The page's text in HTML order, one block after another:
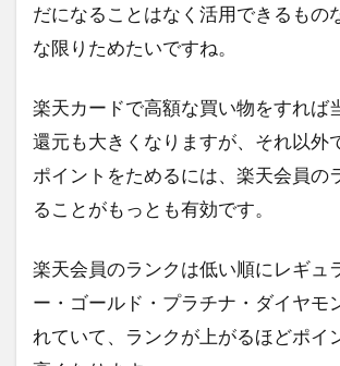
だになることはなく活用できるもの
な限りためたいですね。
楽天カードで高額な買い物をすれば
還元も大きくなりますが、それ以外
ポイントをためるには、楽天会員の
ることがもっとも有効です。
楽天会員のランクは低い順にレギュ
ー・ゴールド・プラチナ・ダイヤモ
れていて、ランクが上がるほどポイ